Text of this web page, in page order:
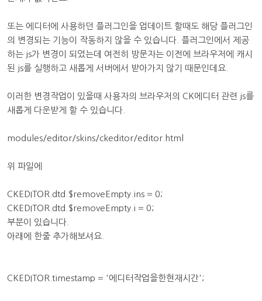
또는 에디터에 사용하던 플러그인을 업데이트 할때도 해당 플러그인
의 변경되는 기능이 작동하지 않을 수 있습니다. 플러그인에서 제공
하는 js가 변경이 되었는데 여전히 방문자는 이전에 브라우저에 캐시
된 js를 실행하고 새롭게 서버에서 받아가지 않기 때문인데요.
이러한 변경작업이 있을때 사용자의 브라우저의 CK에디터 관련 js를
새롭게 다운받게 할 수 있습니다.
modules/editor/skins/ckeditor/editor.html
위 파일에
CKEDITOR.dtd.$removeEmpty.ins = 0;
CKEDITOR.dtd.$removeEmpty.i = 0;
부분이 있습니다.
아래에 한줄 추가해보셔요.
CKEDITOR.timestamp = '에디터작업을한현재시간';